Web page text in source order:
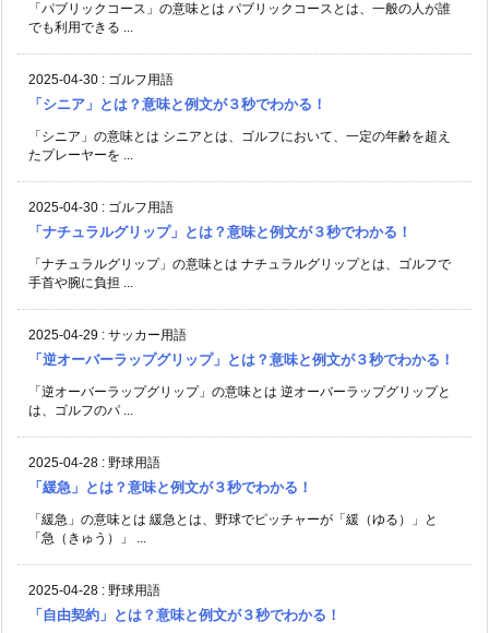
「パブリックコース」の意味とは パブリックコースとは、一般の人が誰
でも利用できる ...
2025-04-30 : ゴルフ用語
「シニア」とは？意味と例文が３秒でわかる！
「シニア」の意味とは シニアとは、ゴルフにおいて、一定の年齢を超え
たプレーヤーを ...
2025-04-30 : ゴルフ用語
「ナチュラルグリップ」とは？意味と例文が３秒でわかる！
「ナチュラルグリップ」の意味とは ナチュラルグリップとは、ゴルフで
手首や腕に負担 ...
2025-04-29 : サッカー用語
「逆オーバーラップグリップ」とは？意味と例文が３秒でわかる！
「逆オーバーラップグリップ」の意味とは 逆オーバーラップグリップと
は、ゴルフのパ ...
2025-04-28 : 野球用語
「緩急」とは？意味と例文が３秒でわかる！
「緩急」の意味とは 緩急とは、野球でピッチャーが「緩（ゆる）」と
「急（きゅう）」 ...
2025-04-28 : 野球用語
「自由契約」とは？意味と例文が３秒でわかる！